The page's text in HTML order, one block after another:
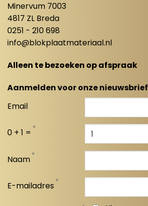
Minervum 7003
4817 ZL Breda
0251 - 210 698
info@blokplaatmateriaal.nl
Alleen te bezoeken op afspraak
Aanmelden voor onze nieuwsbrief
Email
0 + 1 = *
Naam *
E-mailadres *